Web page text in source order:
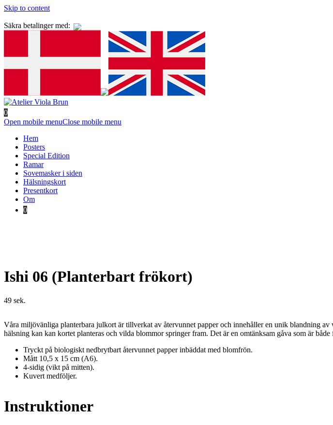
Skip to content
Säkra betalinger med:
0
Open mobile menuClose mobile menu
Hem
Posters
Special Edition
Ramar
Sovemasker i siden
Hälsningskort
Presentkort
Om
0
Ishi 06 (Planterbart frökort)
49 sek.
Våra miljövänliga planterbara julkort är tillverkat av återvunnet papper och innehåller en unik blandning
hälsning kan kan kortet planteras och vilda blommor springer fram. Det är en omtänksam gåva som är
Tryckt på biologiskt nedbrytbart återvunnet papper inbäddat med blomfrön.
Mått 10,5 x 15 cm (A6).
4-sidig (vikt på mitten).
Kuvert medföljer.
Instruktioner